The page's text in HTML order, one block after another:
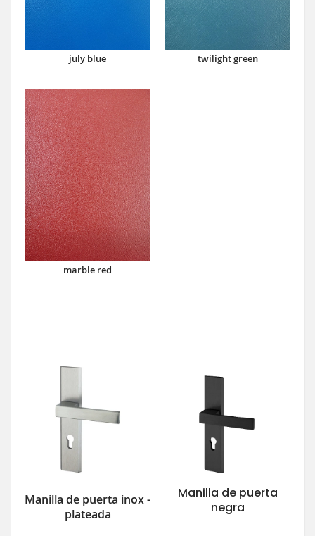
july blue twilight green
marble red
Manilla de puerta inox -
plateada
Manilla de puerta
negra